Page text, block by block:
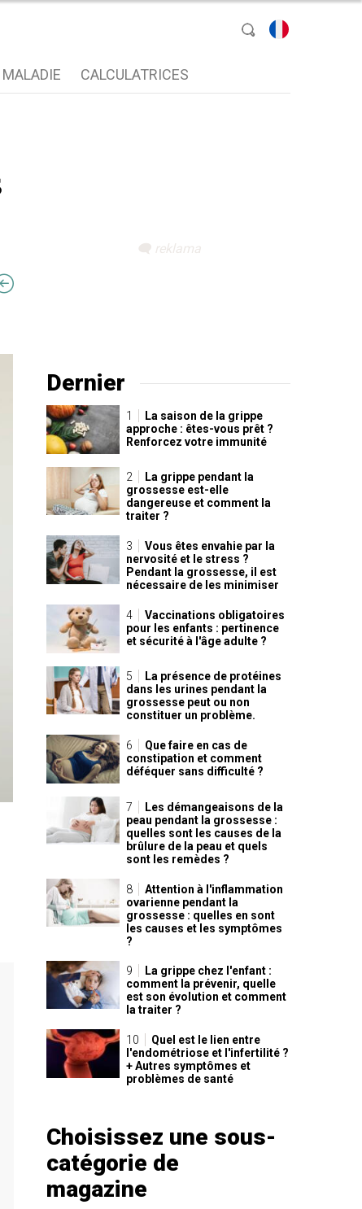
langue
CALCULATRICES
Dernier
La saison de la grippe
approche : êtes-vous prêt ?
Renforcez votre immunité
La grippe pendant la
grossesse est-elle
dangereuse et comment la
traiter ?
Vous êtes envahie par la
nervosité et le stress ?
Pendant la grossesse, il est
nécessaire de les minimiser
Vaccinations obligatoires
pour les enfants : pertinence
et sécurité à l'âge adulte ?
La présence de protéines
dans les urines pendant la
grossesse peut ou non
constituer un problème.
Que faire en cas de
constipation et comment
déféquer sans difficulté ?
Les démangeaisons de la
peau pendant la grossesse :
quelles sont les causes de la
brûlure de la peau et quels
sont les remèdes ?
Attention à l'inflammation
ovarienne pendant la
grossesse : quelles en sont
les causes et les symptômes
?
La grippe chez l'enfant :
comment la prévenir, quelle
est son évolution et comment
la traiter ?
Quel est le lien entre
l'endométriose et l'infertilité ?
+ Autres symptômes et
problèmes de santé
Choisissez une sous-
catégorie de
magazine